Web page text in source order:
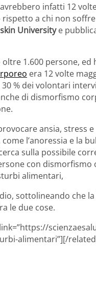
infatti 12
a chi non
Universitye
1.600 persone,
era 12 volte
% dei volontari
di dismorfismo
ansia, stress
l’anoressia e la
sulla possibile
con
alimentari,
sottolineando che
le due cose.
alimentari”][/